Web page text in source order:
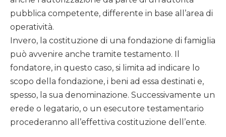
pubblica competente, differente in base all’area di
operatività.
Invero, la costituzione di una fondazione di famiglia
può avvenire anche tramite testamento. Il
fondatore, in questo caso, si limita ad indicare lo
scopo della fondazione, i beni ad essa destinati e,
spesso, la sua denominazione. Successivamente un
erede o legatario, o un esecutore testamentario
procederanno all’effettiva costituzione dell’ente.